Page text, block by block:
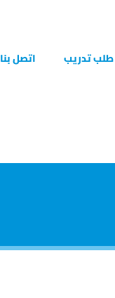
طلب تدريب اتصل بنا